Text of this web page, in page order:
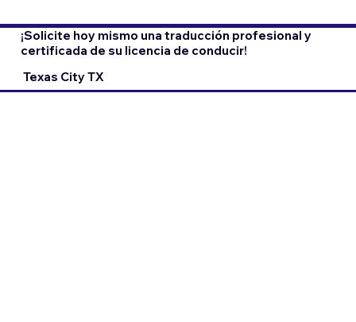
¡Solicite hoy mismo una traducción profesional y
certificada de su licencia de conducir!
Texas City TX